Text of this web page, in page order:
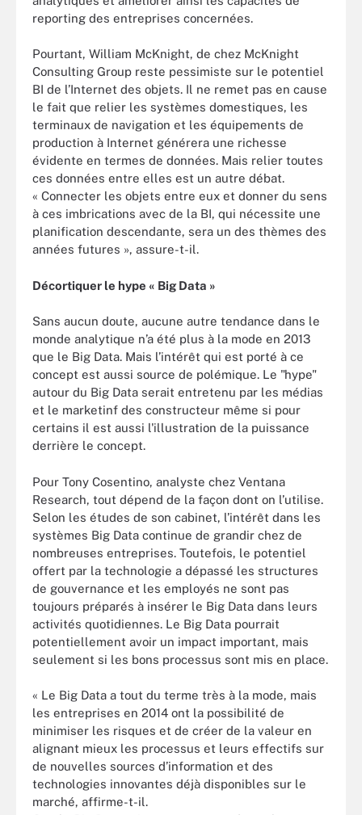
reporting des entreprises concernées.
Pourtant, William McKnight, de chez McKnight
Consulting Group reste pessimiste sur le potentiel
BI de l’Internet des objets. Il ne remet pas en cause
le fait que relier les systèmes domestiques, les
terminaux de navigation et les équipements de
production à Internet générera une richesse
évidente en termes de données. Mais relier toutes
ces données entre elles est un autre débat.
« Connecter les objets entre eux et donner du sens
à ces imbrications avec de la BI, qui nécessite une
planification descendante, sera un des thèmes des
années futures », assure-t-il.
Décortiquer le hype « Big Data »
Sans aucun doute, aucune autre tendance dans le
monde analytique n’a été plus à la mode en 2013
que le Big Data. Mais l’intérêt qui est porté à ce
concept est aussi source de polémique. Le "hype"
autour du Big Data serait entretenu par les médias
et le marketinf des constructeur même si pour
certains il est aussi l'illustration de la puissance
derrière le concept.
Pour Tony Cosentino, analyste chez Ventana
Research, tout dépend de la façon dont on l’utilise.
Selon les études de son cabinet, l’intérêt dans les
systèmes Big Data continue de grandir chez de
nombreuses entreprises. Toutefois, le potentiel
offert par la technologie a dépassé les structures
de gouvernance et les employés ne sont pas
toujours préparés à insérer le Big Data dans leurs
activités quotidiennes. Le Big Data pourrait
potentiellement avoir un impact important, mais
seulement si les bons processus sont mis en place.
« Le Big Data a tout du terme très à la mode, mais
les entreprises en 2014 ont la possibilité de
minimiser les risques et de créer de la valeur en
alignant mieux les processus et leurs effectifs sur
de nouvelles sources d’information et des
technologies innovantes déjà disponibles sur le
marché, affirme-t-il.